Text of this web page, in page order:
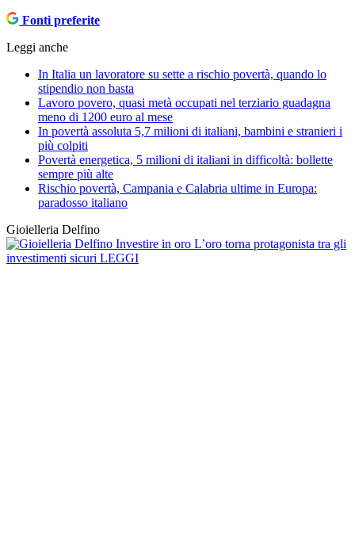
Fonti preferite
Leggi anche
In Italia un lavoratore su sette a rischio povertà, quando lo
stipendio non basta
Lavoro povero, quasi metà occupati nel terziario guadagna
meno di 1200 euro al mese
In povertà assoluta 5,7 milioni di italiani, bambini e stranieri i
più colpiti
Povertà energetica, 5 milioni di italiani in difficoltà: bollette
sempre più alte
Rischio povertà, Campania e Calabria ultime in Europa:
paradosso italiano
Gioielleria Delfino
Investire in oro L’oro torna protagonista tra gli
investimenti sicuri LEGGI